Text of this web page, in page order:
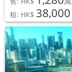
租: HK$ 38,000